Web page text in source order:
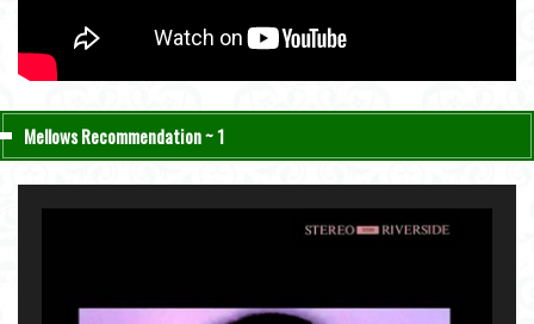
Mellows Recommendation ~ 1